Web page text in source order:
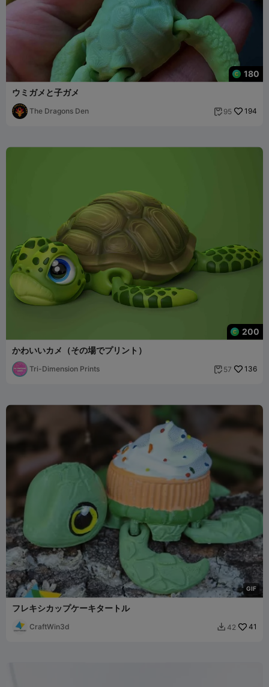
180
ウミガメと子ガメ
The Dragons Den  95 194
200
かわいいカメ（その場でプリント）
Tri-Dimension Prints  57 136
GIF
フレキシカップケーキタートル
CraftWin3d  42 41